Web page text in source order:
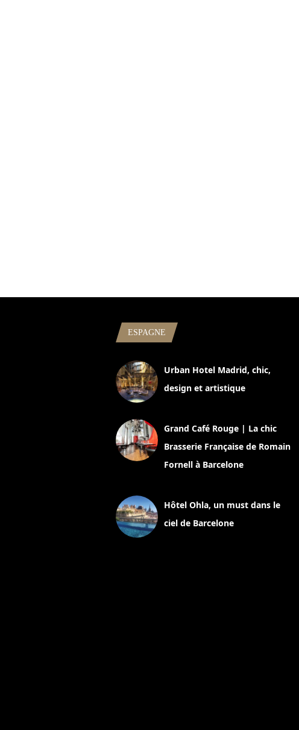
ESPAGNE
Urban Hotel Madrid, chic,
design et artistique
Grand Café Rouge | La chic
Brasserie Française de Romain
Fornell à Barcelone
Hôtel Ohla, un must dans le
ciel de Barcelone